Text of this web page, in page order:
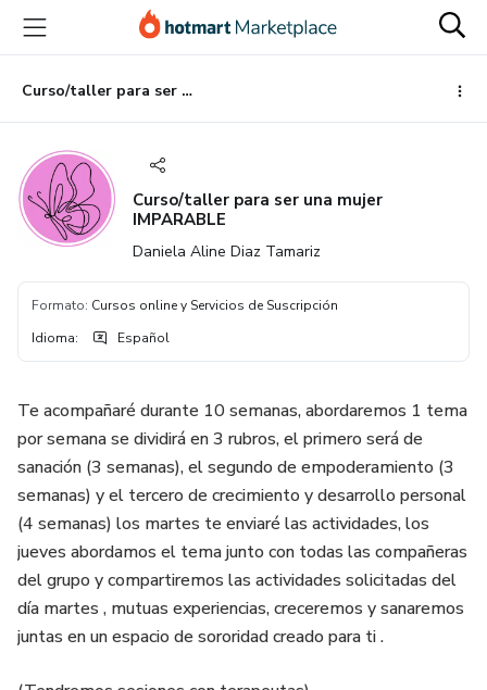
principal
página
de
página
Curso/taller para ser una mujer IMPARABLE
Curso/taller para ser una mujer
IMPARABLE
Daniela Aline Diaz Tamariz
Formato: Cursos online y Servicios de Suscripción
Idioma: Español
Te acompañaré durante 10 semanas, abordaremos 1 tema
por semana se dividirá en 3 rubros, el primero será de
sanación (3 semanas), el segundo de empoderamiento (3
semanas) y el tercero de crecimiento y desarrollo personal
(4 semanas) los martes te enviaré las actividades, los
jueves abordamos el tema junto con todas las compañeras
del grupo y compartiremos las actividades solicitadas del
día martes , mutuas experiencias, creceremos y sanaremos
juntas en un espacio de sororidad creado para ti .